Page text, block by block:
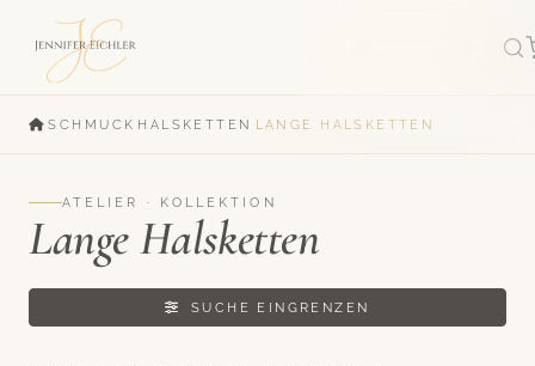
·SCHMUCK HALSKETTEN LANGE HALSKETTEN
ATELIER · KOLLEKTION
Lange Halsketten
SUCHE EINGRENZEN